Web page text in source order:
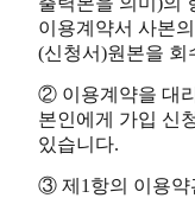
이용계약서 사본
(신청서)원본을 회
② 이용계약을 대
본인에게 가입 신
있습니다.
③ 제1항의 이용약